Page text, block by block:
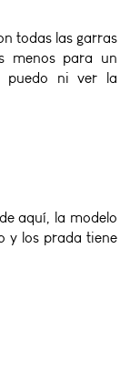
todas las garras
menos para un
puedo ni ver la
aquí, la modelo
y los prada tiene